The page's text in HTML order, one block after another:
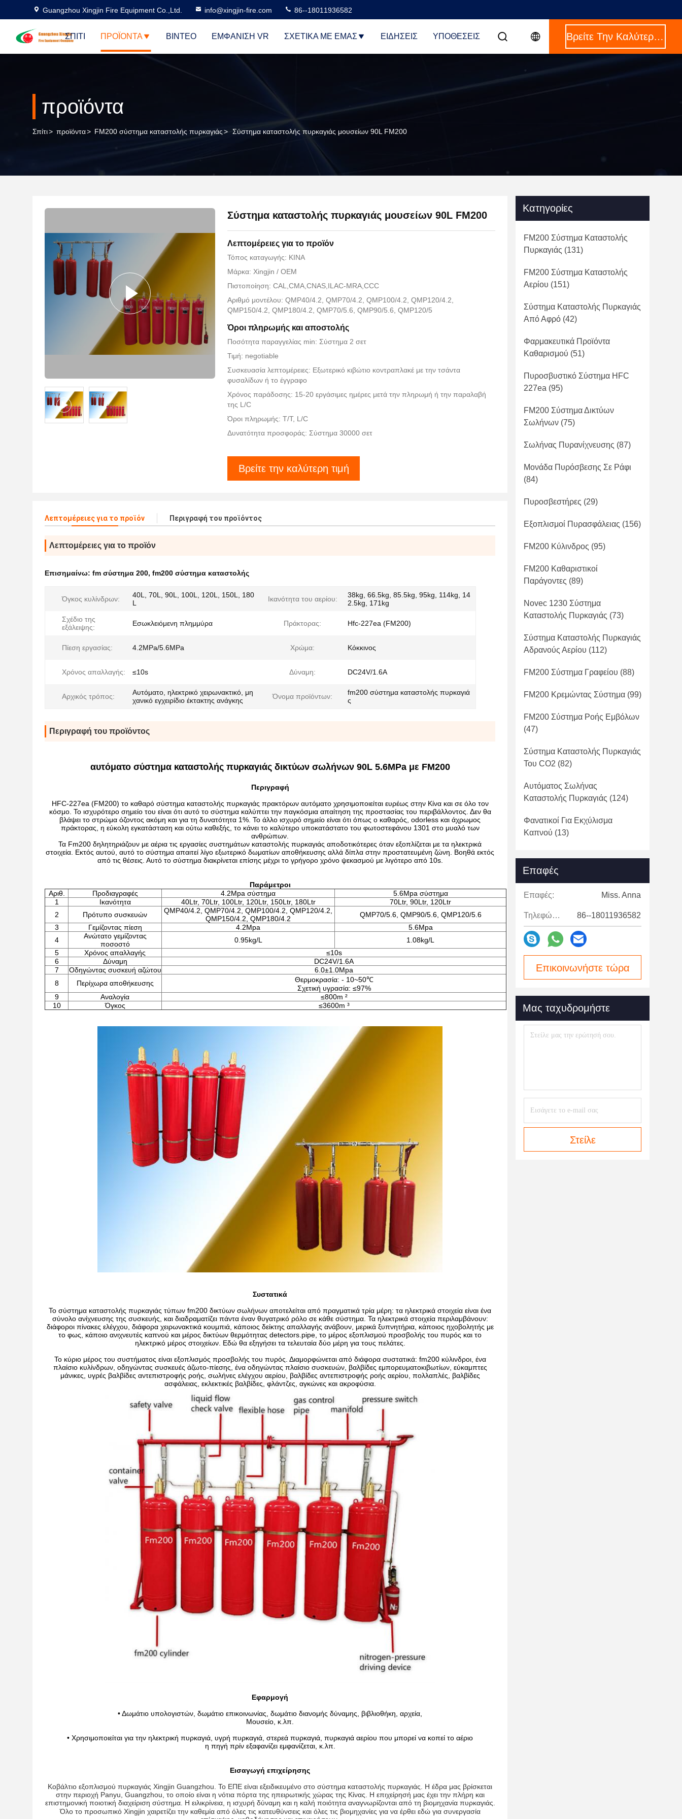
Guangzhou Xingjin Fire Equipment Co.,Ltd. info@xingjin-fire.com 86--18011936582
ΣΠΊΤΙ ΠΡΟΪΌΝΤΑ ΒΊΝΤΕΟ ΕΜΦΆΝΙΣΗ VR ΣΧΕΤΙΚΆ ΜΕ ΕΜΆΣ ΕΙΔΉΣΕΙΣ ΥΠΟΘΈΣΕΙΣ Βρείτε Την Καλύτερη Τιμή
προϊόντα
Σπίτι> προϊόντα> FM200 σύστημα καταστολής πυρκαγιάς> Σύστημα καταστολής πυρκαγιάς μουσείων 90L FM200
Σύστημα καταστολής πυρκαγιάς μουσείων 90L FM200
Λεπτομέρειες για το προϊόν
Τόπος καταγωγής: ΚΙΝΑ
Μάρκα: Xingjin / OEM
Πιστοποίηση: CAL,CMA,CNAS,ILAC-MRA,CCC
Αριθμό μοντέλου: QMP40/4.2, QMP70/4.2, QMP100/4.2, QMP120/4.2,
QMP150/4.2, QMP180/4.2, QMP70/5.6, QMP90/5.6, QMP120/5
Όροι πληρωμής και αποστολής
Ποσότητα παραγγελίας min: Σύστημα 2 σετ
Τιμή: negotiable
Συσκευασία λεπτομέρειες: Εξωτερικό κιβώτιο κοντραπλακέ με την τσάντα
φυσαλίδων ή το έγγραφο
Χρόνος παράδοσης: 15-20 εργάσιμες ημέρες μετά την πληρωμή ή την παραλαβή
της L/C
Όροι πληρωμής: T/T, L/C
Δυνατότητα προσφοράς: Σύστημα 30000 σετ
Βρείτε την καλύτερη τιμή
Λεπτομέρειες για το προϊόν Περιγραφή του προϊόντος
Λεπτομέρειες για το προϊόν
Επισημαίνω: fm σύστημα 200, fm200 σύστημα καταστολής
Όγκος κυλίνδρων:
40L, 70L, 90L, 100L, 120L, 150L, 180
L
Ικανότητα του αερίου:
38kg, 66.5kg, 85.5kg, 95kg, 114kg, 14
2.5kg, 171kg
Σχέδιο της
εξάλειψης:
Εσωκλειόμενη πλημμύρα Πράκτορας: Hfc-227ea (FM200)
Πίεση εργασίας: 4.2MPa/5.6MPa Χρώμα: Κόκκινος
Χρόνος απαλλαγής: ≤10s Δύναμη: DC24V/1.6A
Αρχικός τρόπος:
Αυτόματο, ηλεκτρικό χειρωνακτικό, μη
χανικό εγχειρίδιο έκτακτης ανάγκης
Όνομα προϊόντων:
fm200 σύστημα καταστολής πυρκαγιά
ς
Περιγραφή του προϊόντος
αυτόματο σύστημα καταστολής πυρκαγιάς δικτύων σωλήνων 90L 5.6MPa με FM200
Περιγραφή
HFC-227ea (FM200) το καθαρό σύστημα καταστολής πυρκαγιάς πρακτόρων αυτόματο χρησιμοποιείται ευρέως στην Κίνα και σε όλο τον
κόσμο. Το ισχυρότερο σημείο του είναι ότι αυτό το σύστημα καλύπτει την παγκόσμια απαίτηση της προστασίας του περιβάλλοντος. Δεν θα
βλάψει το στρώμα όζοντος ακόμη και για τη δυνατότητα 1%. Το άλλο ισχυρό σημείο είναι ότι όπως ο καθαρός, odorless και άχρωμος
πράκτορας, η εύκολη εγκατάσταση και ούτω καθεξής, το κάνει το καλύτερο υποκατάστατο του φωτοστεφάνου 1301 στο μυαλό των
ανθρώπων.
Τα Fm200 δηλητηριάζουν με αέρια τις εργασίες συστημάτων καταστολής πυρκαγιάς αποδοτικότερες όταν εξοπλίζεται με τα ηλεκτρικά
στοιχεία. Εκτός αυτού, αυτό το σύστημα απαιτεί λίγο εξωτερικό δωματίων αποθήκευσης αλλά δίπλα στην προστατευμένη ζώνη. Βοηθά εκτός
από τις θέσεις. Αυτό το σύστημα διακρίνεται επίσης μέχρι το γρήγορο χρόνο ψεκασμού με λιγότερο από 10s.
Παράμετροι
Αριθ.
Προδιαγραφές 4.2Mpa σύστημα
5.6Mpa σύστημα
1
Ικανότητα 40Ltr, 70Ltr, 100Ltr, 120Ltr, 150Ltr, 180Ltr
70Ltr, 90Ltr, 120Ltr
2
Πρότυπο συσκευών
QMP40/4.2, QMP70/4.2, QMP100/4.2, QMP120/4.2,
QMP150/4.2, QMP180/4.2
QMP70/5.6, QMP90/5.6, QMP120/5.6
3
Γεμίζοντας πίεση 4.2Mpa
5.6Mpa
4
Ανώτατο γεμίζοντας
ποσοστό
0.95kg/L
1.08kg/L
5
Χρόνος απαλλαγής
≤10s
6
Δύναμη
DC24V/1.6A
7
Οδηγώντας συσκευή αζώτου
6.0±1.0Mpa
8
Περίχωρα αποθήκευσης
Θερμοκρασία: - 10~50℃
Σχετική υγρασία: ≤97%
9
Αναλογία
≤800m ²
10
Όγκος ≤3600m ³
Συστατικά
Το σύστημα καταστολής πυρκαγιάς τύπων fm200 δικτύων σωλήνων αποτελείται από πραγματικά τρία μέρη: τα ηλεκτρικά στοιχεία είναι ένα
σύνολο ανίχνευσης της συσκευής, και διαδραματίζει πάντα έναν θυγατρικό ρόλο σε κάθε σύστημα. Τα ηλεκτρικά στοιχεία περιλαμβάνουν:
διάφοροι πίνακες ελέγχου, διάφορα χειρωνακτικά κουμπιά, κάποιος δείκτης απαλλαγής ανάβουν, μερικά ξυπνητήρια, κάποιος ηχοβολητής με
το φως, κάποιο ανιχνευτές καπνού και μέρος δικτύων θερμότητας detectors.pipe, το μέρος εξοπλισμού προσβολής του πυρός και το
ηλεκτρικό μέρος στοιχείων. Εδώ θα εξηγήσει τα τελευταία δύο μέρη για τους πελάτες.
Το κύριο μέρος του συστήματος είναι εξοπλισμός προσβολής του πυρός. Διαμορφώνεται από διάφορα συστατικά: fm200 κύλινδροι, ένα
πλαίσιο κυλίνδρων, οδηγώντας συσκευές άζωτο-πίεσης, ένα οδηγώντας πλαίσιο συσκευών, βαλβίδες εμπορευματοκιβωτίων, εύκαμπτες
μάνικες, υγρές βαλβίδες αντεπιστροφής ροής, σωλήνες ελέγχου αερίου, βαλβίδες αντεπιστροφής ροής αερίου, πολλαπλές, βαλβίδες
ασφάλειας, εκλεκτικές βαλβίδες, φλάντζες, αγκώνες και ακροφύσια.
Εφαρμογή
• Δωμάτιο υπολογιστών, δωμάτιο επικοινωνίας, δωμάτιο διανομής δύναμης, βιβλιοθήκη, αρχεία,
Μουσείο, κ.λπ.
• Χρησιμοποιείται για την ηλεκτρική πυρκαγιά, υγρή πυρκαγιά, στερεά πυρκαγιά, πυρκαγιά αερίου που μπορεί να κοπεί το αέριο
η πηγή πρίν εξαφανίζει εμφανίζεται, κ.λπ.
Εισαγωγή επιχείρησης
Κοβάλτιο εξοπλισμού πυρκαγιάς Xingjin Guangzhou. Το ΕΠΕ είναι εξειδικευμένο στο σύστημα καταστολής πυρκαγιάς. Η έδρα μας βρίσκεται
στην περιοχή Panyu, Guangzhou, το οποίο είναι η νότια πόρτα της ηπειρωτικής χώρας της Κίνας. Η επιχείρησή μας έχει την πλήρη και
επιστημονική ποιοτική διαχείριση σύστημα. Η ειλικρίνεια, η ισχυρή δύναμη και η καλή ποιότητα αναγνωρίζονται από τη βιομηχανία πυρκαγιάς.
Όλο το προσωπικό Xingjin χαιρετίζει την καθεμία από όλες τις κατευθύνσεις και όλες τις βιομηχανίες για να έρθει εδώ για συνεργασία
Κατηγορίες
FM200 Σύστημα Καταστολής
Πυρκαγιάς (131)
FM200 Σύστημα Καταστολής
Αερίου (151)
Σύστημα Καταστολής Πυρκαγιάς
Από Αφρό (42)
Φαρμακευτικά Προϊόντα
Καθαρισμού (51)
Πυροσβυστικό Σύστημα HFC
227ea (95)
FM200 Σύστημα Δικτύων
Σωλήνων (75)
Σωλήνας Πυρανίχνευσης (87)
Μονάδα Πυρόσβεσης Σε Ράφι
(84)
Πυροσβεστήρες (29)
Εξοπλισμοί Πυρασφάλειας (156)
FM200 Κύλινδρος (95)
FM200 Καθαριστικοί
Παράγοντες (89)
Novec 1230 Σύστημα
Καταστολής Πυρκαγιάς (73)
Σύστημα Καταστολής Πυρκαγιάς
Αδρανούς Αερίου (112)
FM200 Σύστημα Γραφείου (88)
FM200 Κρεμώντας Σύστημα (99)
FM200 Σύστημα Ροής Εμβόλων
(47)
Σύστημα Καταστολής Πυρκαγιάς
Του CO2 (82)
Αυτόματος Σωλήνας
Καταστολής Πυρκαγιάς (124)
Φανατικοί Για Εκχύλισμα
Καπνού (13)
Επαφές
Επαφές: Miss. Anna
Τηλεφώνημα: 86--18011936582
Επικοινωνήστε τώρα
Μας ταχυδρομήστε
Στείλε